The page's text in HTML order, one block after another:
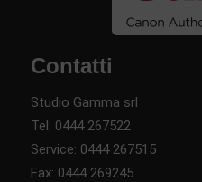
Contatti
Studio Gamma srl
Tel: 0444 267522
Service: 0444 267515
Fax: 0444 269245